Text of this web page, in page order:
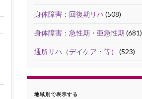
身体障害：回復期リハ (508)
身体障害：急性期・亜急性期 (681)
通所リハ（デイケア・等） (523)
地域別で表示する